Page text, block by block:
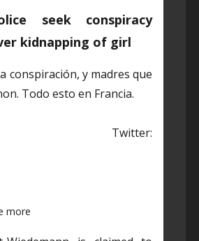
seek conspiracy
kidnapping of girl
conspiración, y madres que
Todo esto en Francia.
more